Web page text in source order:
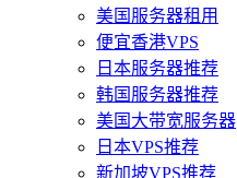
美国服务器租用
便宜香港VPS
日本服务器推荐
韩国服务器推荐
美国大带宽服务器
日本VPS推荐
新加坡VPS推荐